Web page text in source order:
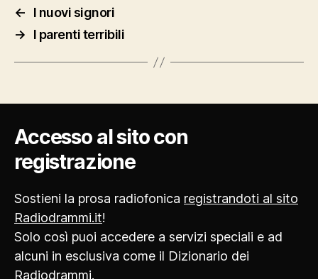
←
I nuovi signori
→
I parenti terribili
Accesso al sito con
registrazione
Sostieni la prosa radiofonica registrandoti al sito
Radiodrammi.it!
Solo così puoi accedere a servizi speciali e ad
alcuni in esclusiva come il Dizionario dei
Radiodrammi.